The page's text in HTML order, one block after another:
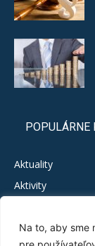
Na to, aby sme
POPULÁRNE
Aktuality
Aktivity
Publikácie